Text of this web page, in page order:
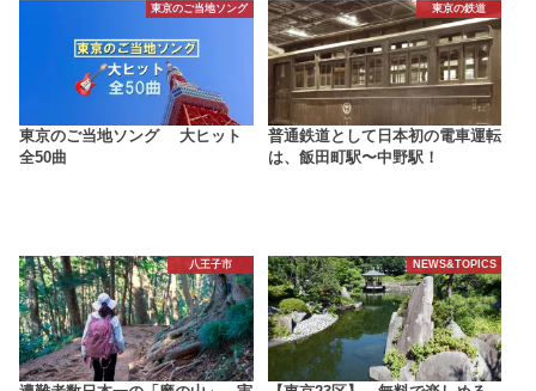
東京のご当地ソング
東京のご当地ソング 大ヒット
全50曲
東京の鉄道
普通鉄道として日本初の電車運転
は、飯田町駅〜中野駅！
八王子市 NEWS&TOPICS